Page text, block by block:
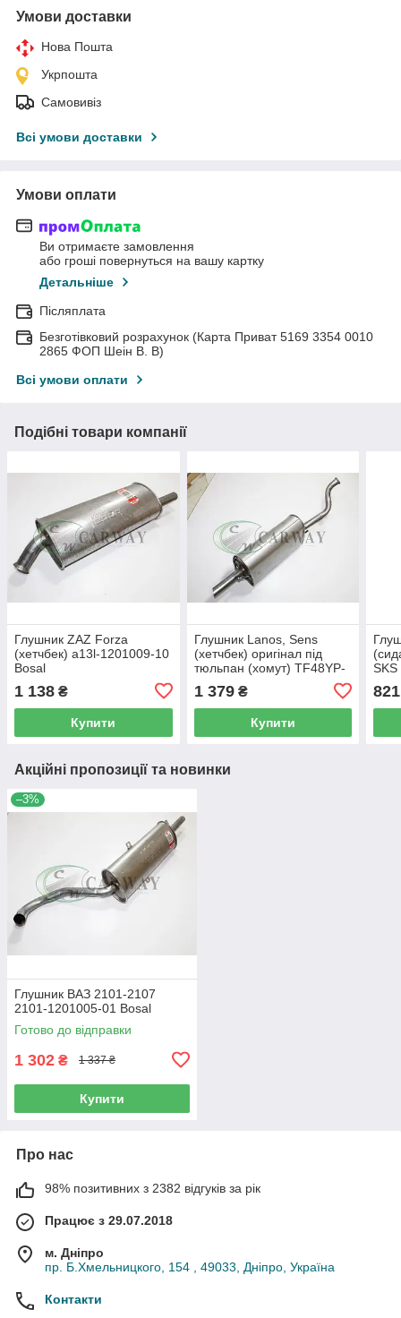
Умови доставки
Нова Пошта
Укрпошта
Самовивіз
Всі умови доставки
Умови оплати
Ви отримаєте замовлення
або гроші повернуться на вашу картку
Детальніше
Післяплата
Безготівковий розрахунок (Карта Приват 5169 3354 0010
2865 ФОП Шеін В. В)
Всі умови оплати
Подібні товари компанії
Глушник ZAZ Forza
(хетчбек) a13l-1201009-10
Bosal
1 138 ₴
Купити
Глушник Lanos, Sens
(хетчбек) оригінал під
тюльпан (хомут) TF48YP-
1 379₴
Купити
SKS
821
Акційні пропозиції та новинки
–3%
Глушник ВАЗ 2101-2107
2101-1201005-01 Bosal
Готово до відправки
1 302 ₴ 1 337 ₴
Купити
Про нас
98% позитивних з 2382 відгуків за рік
Працює з 29.07.2018
м. Дніпро
пр. Б.Хмельницкого, 154 , 49033, Дніпро, Україна
Контакти